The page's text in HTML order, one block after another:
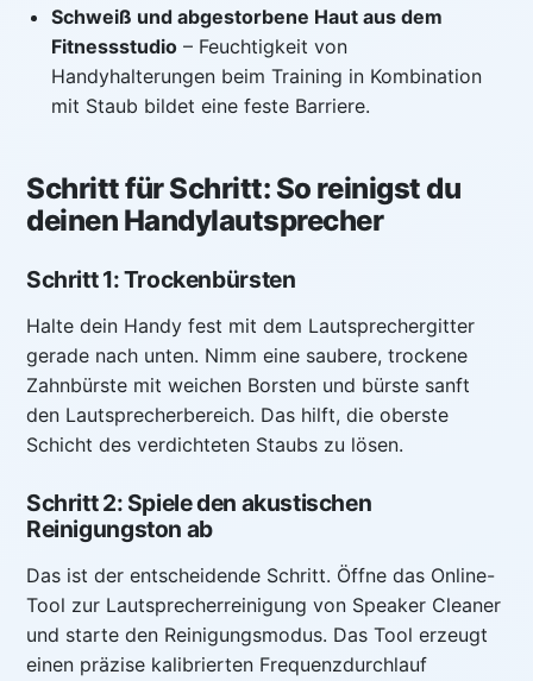
Schweiß und abgestorbene Haut aus dem
Fitnessstudio– Feuchtigkeit von
Handyhalterungen beim Training in Kombination
mit Staub bildet eine feste Barriere.
Schritt für Schritt: So reinigst du
deinen Handylautsprecher
Schritt 1: Trockenbürsten
Halte dein Handy fest mit dem Lautsprechergitter
gerade nach unten. Nimm eine saubere, trockene
Zahnbürste mit weichen Borsten und bürste sanft
den Lautsprecherbereich. Das hilft, die oberste
Schicht des verdichteten Staubs zu lösen.
Schritt 2: Spiele den akustischen
Reinigungston ab
Das ist der entscheidende Schritt. Öffne das Online-
Tool zur Lautsprecherreinigung von Speaker Cleaner
und starte den Reinigungsmodus. Das Tool erzeugt
einen präzise kalibrierten Frequenzdurchlauf